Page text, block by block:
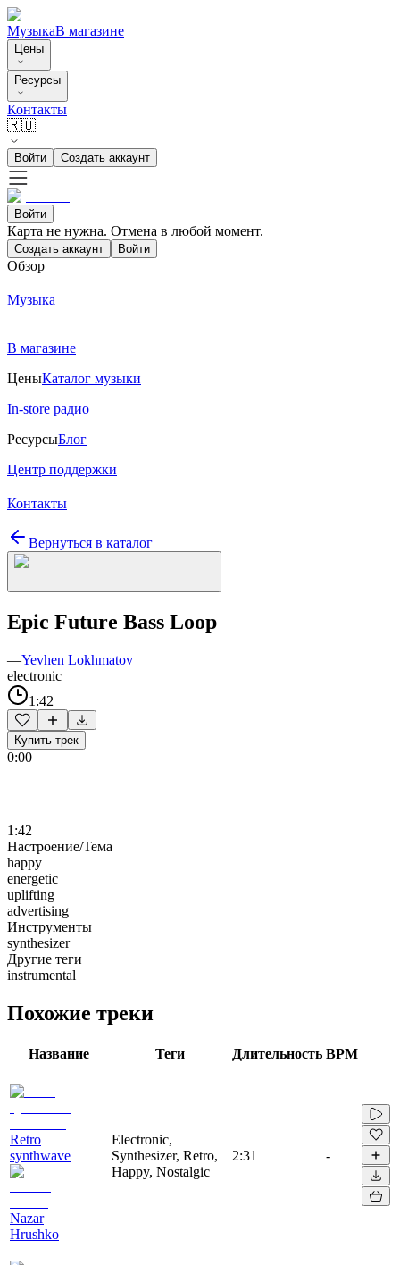
МузыкаВ магазине
Цены
Ресурсы
Контакты
🇷🇺
Войти Создать аккаунт
Войти
Карта не нужна. Отмена в любой момент.
Создать аккаунт Войти
Обзор
Музыка
В магазине
ЦеныКаталог музыки
In-store радио
РесурсыБлог
Центр поддержки
Контакты
Вернуться в каталог
Epic Future Bass Loop
—Yevhen Lokhmatov
electronic
1:42
Купить трек
0:00
1:42
Настроение/Тема
happy
energetic
uplifting
advertising
Инструменты
synthesizer
Другие теги
instrumental
Похожие треки
Название Теги Длительность BPM
Retro
synthwave
Nazar
Hrushko
Electronic,
Synthesizer, Retro,
Happy, Nostalgic
2:31 -